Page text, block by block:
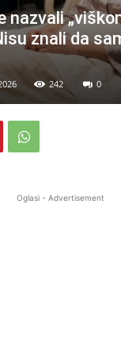
nazvali
znali da
242 0
Oglasi - Advertisement